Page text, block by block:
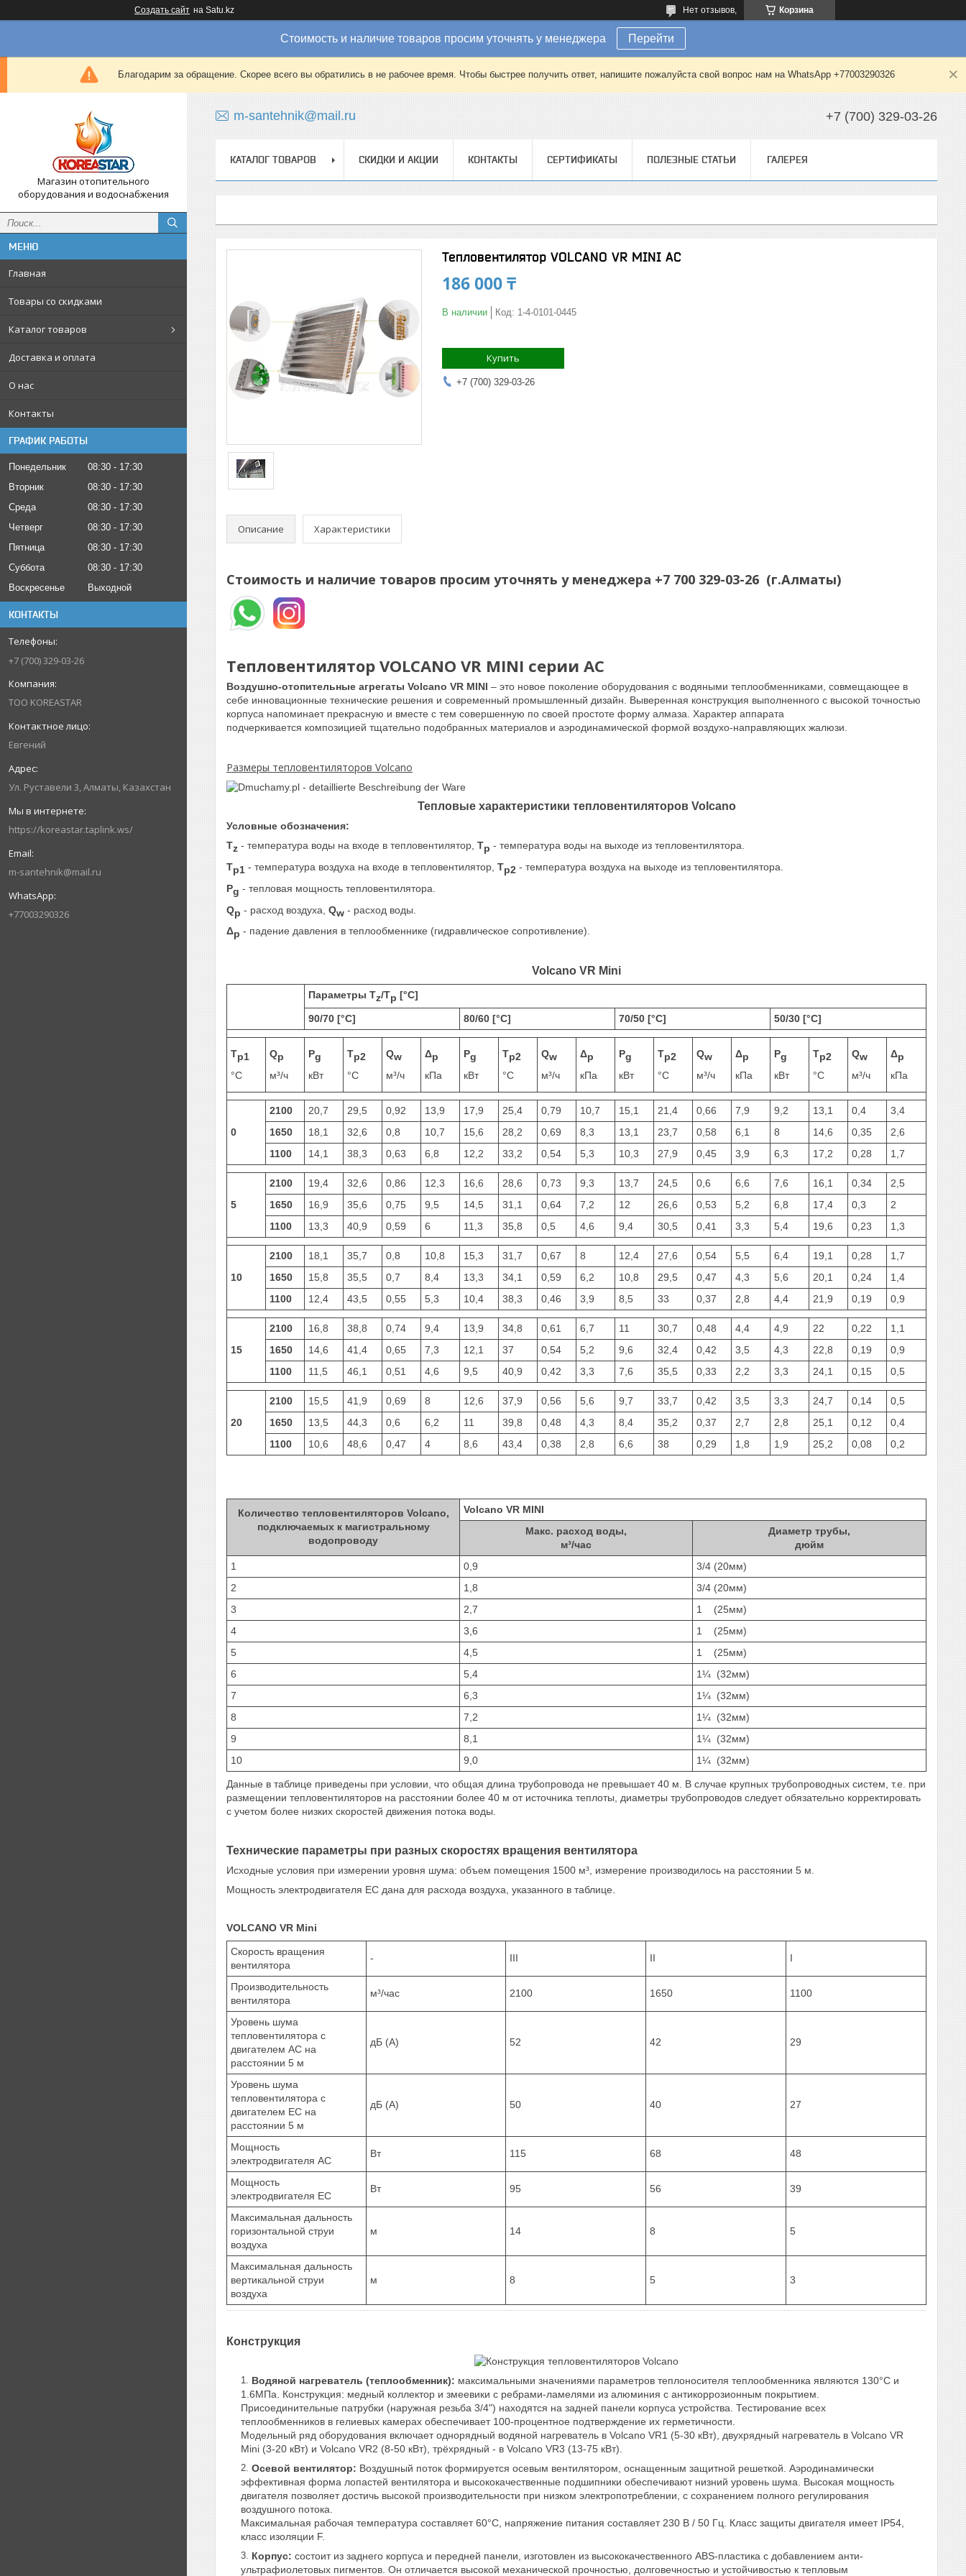
Создать сайт на Satu.kz Корзина
Нет отзывов,
Стоимость и наличие товаров просим уточнять у менеджера Перейти
Благодарим за обращение. Скорее всего вы обратились в не рабочее время. Чтобы быстрее получить ответ, напишите пожалуйста свой вопрос нам на WhatsApp +77003290326
Магазин отопительного
оборудования и водоснабжения
Главная
Товары со скидками
Каталог товаров
Доставка и оплата
О нас
Контакты
ГРАФИК РАБОТЫ
Понедельник 08:30
17:30
Вторник
08:30
17:30
Среда
08:30
17:30
Четверг
08:30
17:30
Пятница
08:30
17:30
Суббота
08:30
17:30
Воскресенье
Выходной
КОНТАКТЫ
+7 (700) 329-03-26
ТОО KOREASTAR
Евгений
Ул. Руставели 3, Алматы, Казахстан
https://koreastar.taplink.ws/
m-santehnik@mail.ru
+77003290326
m-santehnik@mail.ru +7 (700) 329-03-26
КАТАЛОГ ТОВАРОВ СКИДКИ И АКЦИИ КОНТАКТЫ СЕРТИФИКАТЫ ПОЛЕЗНЫЕ СТАТЬИ ГАЛЕРЕЯ
Тепловентилятор VOLCANO VR MINI AC
186 000 ₸
В наличии Код: 1-4-0101-0445
Купить
+7 (700) 329-03-26
Описание Характеристики
Стоимость и наличие товаров просим уточнять у менеджера +7 700 329-03-26 (г.Алматы)
Тепловентилятор VOLCANO VR MINI серии AC
Воздушно-отопительные агрегаты Volcano VR MINI – это новое поколение оборудования с водяными теплообменниками, совмещающее в
себе инновационные технические решения и современный промышленный дизайн. Выверенная конструкция выполненного с высокой точностью
корпуса напоминает прекрасную и вместе с тем совершенную по своей простоте форму алмаза. Характер аппарата
подчеркивается композицией тщательно подобранных материалов и аэродинамической формой воздухо-направляющих жалюзи.
Размеры тепловентиляторов Volcano
Тепловые характеристики тепловентиляторов Volcano
Условные обозначения:
Tz - температура воды на входе в тепловентилятор, Tp - температура воды на выходе из тепловентилятора.
Tp1 - температура воздуха на входе в тепловентилятор, Tp2 - температура воздуха на выходе из тепловентилятора.
Pg - тепловая мощность тепловентилятора.
Qp - расход воздуха, Qw - расход воды.
Δp - падение давления в теплообменнике (гидравлическое сопротивление).
Volcano VR Mini
Параметры Tz/Tp [°C]
90/70 [°C] 80/60 [°C] 70/50 [°C] 50/30 [°C]
Tp1
°C
Qp
м³/ч
Pg
кВт
Tp2
°C
Qw
м³/ч
Δp
кПа
Pg
кВт
Tp2
°C
Qw
м³/ч
Δp
кПа
Pg
кВт
Tp2
°C
Qw
м³/ч
Δp
кПа
Pg
кВт
Tp2
°C
Qw
м³/ч
Δp
кПа
0
2100 20,7 29,5 0,92 13,9 17,9 25,4 0,79 10,7 15,1 21,4 0,66 7,9 9,2 13,1 0,4
3,4
1650
18,1 32,6 0,8 10,7 15,6 28,2 0,69 8,3 13,1 23,7 0,58 6,1 8 14,6 0,35
2,6
1100
14,1 38,3 0,63 6,8 12,2 33,2 0,54 5,3 10,3 27,9 0,45 3,9 6,3 17,2 0,28 1,7
5
2100 19,4 32,6 0,86 12,3 16,6 28,6 0,73 9,3 13,7 24,5 0,6 6,6 7,6 16,1 0,34
2,5
1650
16,9 35,6 0,75 9,5 14,5 31,1 0,64 7,2 12 26,6 0,53 5,2 6,8 17,4 0,3
2
1100
13,3 40,9 0,59 6 11,3 35,8 0,5 4,6 9,4 30,5 0,41 3,3 5,4 19,6 0,23 1,3
10
2100 18,1 35,7 0,8 10,8 15,3 31,7 0,67 8 12,4 27,6 0,54 5,5 6,4 19,1 0,28
1,7
1650
15,8 35,5 0,7 8,4 13,3 34,1 0,59 6,2 10,8 29,5 0,47 4,3 5,6 20,1 0,24
1,4
1100
12,4 43,5 0,55 5,3 10,4 38,3 0,46 3,9 8,5 33 0,37 2,8 4,4 21,9 0,19 0,9
15
2100 16,8 38,8 0,74 9,4 13,9 34,8 0,61 6,7 11 30,7 0,48 4,4 4,9 22 0,22
1,1
1650
14,6 41,4 0,65 7,3 12,1 37 0,54 5,2 9,6 32,4 0,42 3,5 4,3 22,8 0,19
0,9
1100
11,5 46,1 0,51 4,6 9,5 40,9 0,42 3,3 7,6 35,5 0,33 2,2 3,3 24,1 0,15 0,5
20
2100 15,5 41,9 0,69 8 12,6 37,9 0,56 5,6 9,7 33,7 0,42 3,5 3,3 24,7 0,14
0,5
1650
13,5 44,3 0,6 6,2 11 39,8 0,48 4,3 8,4 35,2 0,37 2,7 2,8 25,1 0,12
0,4
1100
10,6 48,6 0,47 4 8,6 43,4 0,38 2,8 6,6 38 0,29 1,8 1,9 25,2 0,08 0,2
Количество тепловентиляторов Volcano,
подключаемых к магистральному
водопроводу
Volcano VR MINI
Макс. расход воды,
м³/час
Диаметр трубы,
дюйм
1
0,9
3/4 (20мм)
2
1,8
3/4 (20мм)
3
2,7
1 (25мм)
4
3,6
1 (25мм)
5
4,5
1 (25мм)
6
5,4
1¼ (32мм)
7
6,3
1¼ (32мм)
8
7,2
1¼ (32мм)
9
8,1
1¼ (32мм)
10
9,0 1¼ (32мм)
Данные в таблице приведены при условии, что общая длина трубопровода не превышает 40 м. В случае крупных трубопроводных систем, т.е. при
размещении тепловентиляторов на расстоянии более 40 м от источника теплоты, диаметры трубопроводов следует обязательно корректировать
с учетом более низких скоростей движения потока воды.
Технические параметры при разных скоростях вращения вентилятора
Исходные условия при измерении уровня шума: объем помещения 1500 м³, измерение производилось на расстоянии 5 м.
Мощность электродвигателя EC дана для расхода воздуха, указанного в таблице.
VOLCANO VR Mini
Скорость вращения
вентилятора
- III II I
Производительность
вентилятора
м³/час 2100 1650 1100
Уровень шума
тепловентилятора с
двигателем AC на
расстоянии 5 м
дБ (А) 52 42 29
Уровень шума
тепловентилятора с
двигателем EC на
расстоянии 5 м
дБ (А) 50 40 27
Мощность
электродвигателя AC
Вт 115 68 48
Мощность
электродвигателя EC
Вт 95 56 39
Максимальная дальность
горизонтальной струи
воздуха
м 14 8 5
Максимальная дальность
вертикальной струи
воздуха
м 8 5 3
Конструкция
Водяной нагреватель (теплообменник): максимальными значениями параметров теплоносителя теплообменника являются 130°C и
1.6МПа. Конструкция: медный коллектор и змеевики с ребрами-ламелями из алюминия с антикоррозионным покрытием.
Присоединительные патрубки (наружная резьба 3/4") находятся на задней панели корпуса устройства. Тестирование всех
теплообменников в гелиевых камерах обеспечивает 100-процентное подтверждение их герметичности.
Модельный ряд оборудования включает однорядный водяной нагреватель в Volcano VR1 (5-30 кВт), двухрядный нагреватель в Volcano VR
Mini (3-20 кВт) и Volcano VR2 (8-50 кВт), трёхрядный - в Volcano VR3 (13-75 кВт).
Осевой вентилятор: Воздушный поток формируется осевым вентилятором, оснащенным защитной решеткой. Аэродинамически
эффективная форма лопастей вентилятора и высококачественные подшипники обеспечивают низний уровень шума. Высокая мощность
двигателя позволяет достичь высокой производительности при низком электропотреблении, с сохранением полного регулирования
воздушного потока.
Максимальная рабочая температура составляет 60°C, напряжение питания составляет 230 В / 50 Гц. Класс защиты двигателя имеет IP54,
класс изоляции F.
Корпус: состоит из заднего корпуса и передней панели, изготовлен из высококачественного ABS-пластика с добавлением анти-
ультрафиолетовых пигментов. Он отличается высокой механической прочностью, долговечностью и устойчивостью к тепловым